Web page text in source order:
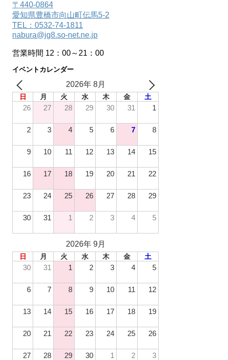
〒440-0864
愛知県豊橋市向山町伝馬5-2
TEL：0532-74-1811
nabura@jg8.so-net.ne.jp
営業時間 12：00～21：00
イベントカレンダー
2026年 8月
日 月 火 水 木 金 土
26 27 28 29 30 31 1
2 3 4 5 6 7 8
9 10 11 12 13 14 15
16 17 18 19 20 21 22
23 24 25 26 27 28 29
30 31 1 2 3 4 5
2026年 9月
日 月 火 水 木 金 土
30 31 1 2 3 4 5
6 7 8 9 10 11 12
13 14 15 16 17 18 19
20 21 22 23 24 25 26
27 28 29 30 1 2 3